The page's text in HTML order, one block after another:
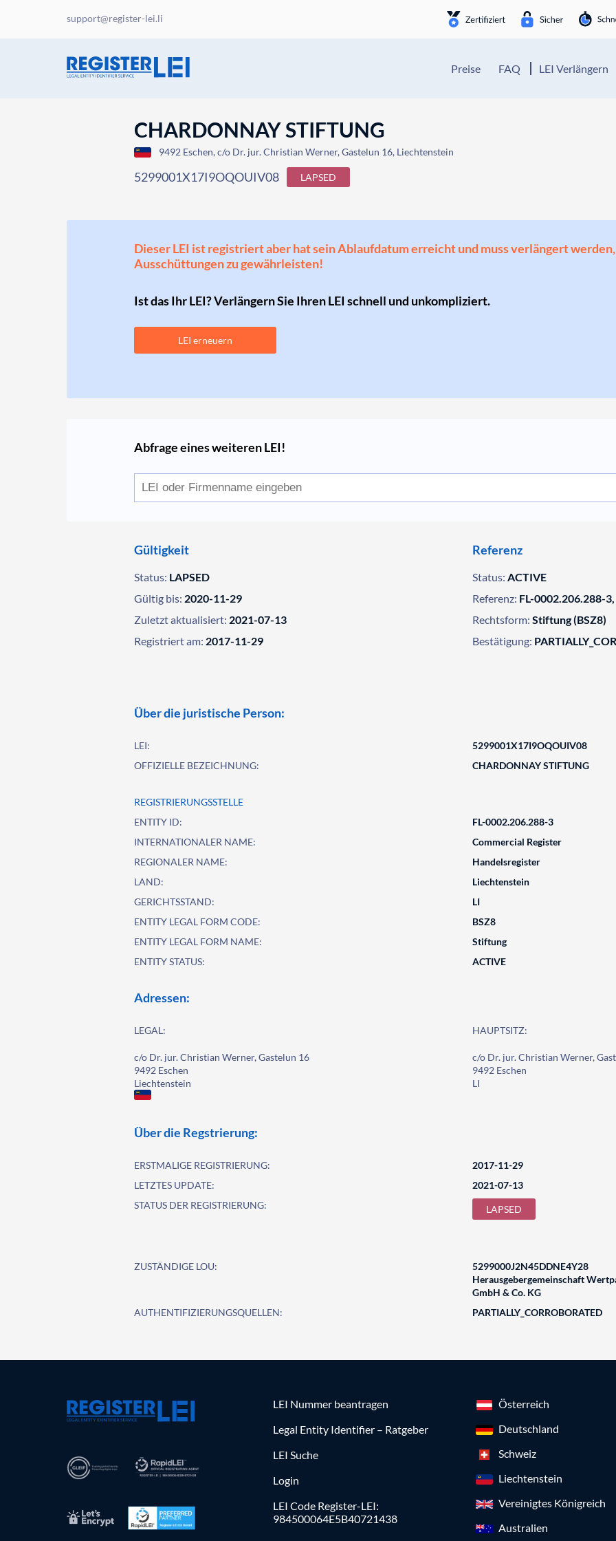
support@register-lei.li
Preise FAQ LEI Verlängern
CHARDONNAY STIFTUNG
9492 Eschen, c/o Dr. jur. Christian Werner, Gastelun 16, Liechtenstein
5299001X17I9OQOUIV08 LAPSED
Dieser LEI ist registriert aber hat sein Ablaufdatum erreicht und muss verlängert
Ausschüttungen zu gewährleisten!
Ist das Ihr LEI? Verlängern Sie Ihren LEI schnell und unkompliziert.
LEI erneuern
Abfrage eines weiteren LEI!
Gültigkeit
Status: LAPSED
Gültig bis: 2020-11-29
Zuletzt aktualisiert: 2021-07-13
Registriert am: 2017-11-29
Referenz
Status: ACTIVE
Referenz: FL-0002.206.288-
Rechtsform: Stiftung (BSZ8)
Bestätigung:
Über die juristische Person:
LEI:
5299001X17I9OQOUIV08
OFFIZIELLE BEZEICHNUNG:
CHARDONNAY STIFTUNG
REGISTRIERUNGSSTELLE
ENTITY ID:
FL-0002.206.288-3
INTERNATIONALER NAME:
Commercial Register
REGIONALER NAME:
Handelsregister
LAND:
Liechtenstein
GERICHTSSTAND:
LI
ENTITY LEGAL FORM CODE:
BSZ8
ENTITY LEGAL FORM NAME:
Stiftung
ENTITY STATUS:
ACTIVE
Adressen:
LEGAL:
c/o Dr. jur. Christian Werner, Gastelun 16
9492 Eschen
Liechtenstein
HAUPTSITZ:
c/o Dr. jur. Christian Werner,
9492 Eschen
LI
Über die Regstrierung:
ERSTMALIGE REGISTRIERUNG:
2017-11-29
LETZTES UPDATE:
2021-07-13
STATUS DER REGISTRIERUNG:
LAPSED
ZUSTÄNDIGE LOU:
5299000J2N45DDNE4Y28
Herausgebergemeinschaft
GmbH & Co. KG
AUTHENTIFIZIERUNGSQUELLEN:
PARTIALLY_CORROBORATED
LEI Nummer beantragen
Legal Entity Identifier – Ratgeber
LEI Suche
Login
LEI Code Register-LEI:
984500064E5B40721438
Österreich
Deutschland
Schweiz
Liechtenstein
Vereinigtes Königreich
Australien